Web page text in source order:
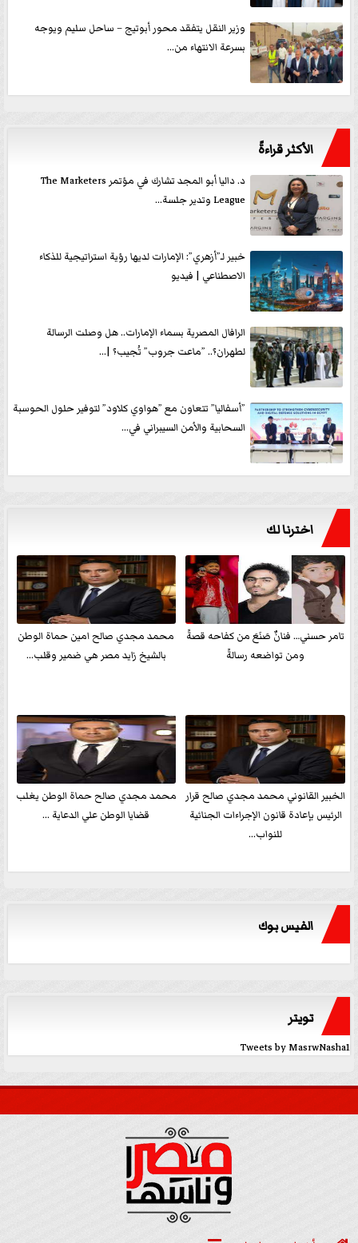
وزير النقل يتفقد محور أبوتيج – ساحل سليم ويوجه
بسرعة الانتهاء من...
الأكثر قراءةً
د. داليا أبو المجد تشارك في مؤتمر The Marketers
League وتدير جلسة...
خبير لـ”أزهري”: الإمارات لديها رؤية استراتيجية للذكاء
الاصطناعي | فيديو
الرافال المصرية بسماء الإمارات.. هل وصلت الرسالة
لطهران؟.. ”ماعت جروب” تُجيب؟ |...
”أسفاليا” تتعاون مع ”هواوي كلاود” لتوفير حلول الحوسبة
السحابية والأمن السيبراني في...
اخترنا لك
تامر حسني… فنانٌ صَنَعَ من كفاحه قصةً
ومن تواضعه رسالةً
محمد مجدي صالح امين حماة الوطن
بالشيخ زايد مصر هي ضمير وقلب...
الخبير القانوني محمد مجدي صالح قرار
الرئيس بإعادة قانون الإجراءات الجنائية
للنواب...
محمد مجدي صالح حماة الوطن يغلب
قضايا الوطن علي الدعاية ...
الفيس بوك
تويتر
Tweets by MasrwNasha1